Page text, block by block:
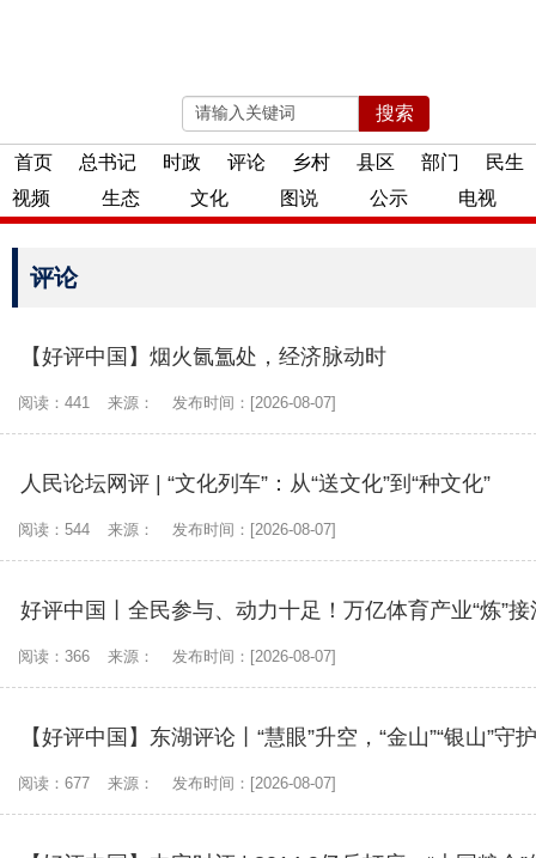
搜索
2026年08月08日 星期六
首页 总书记 时政 评论 乡村 县区 部门
民生
视频
生态 文化 图说 公示 电视
评论
【好评中国】烟火氤氲处，经济脉动时
阅读：441 来源： 发布时间：[2026-08-07]
人民论坛网评 | “文化列车”：从“送文化”到“种文化”
阅读：544 来源： 发布时间：[2026-08-07]
好评中国丨全民参与、动力十足！万亿体育产业“炼”
阅读：366 来源： 发布时间：[2026-08-07]
【好评中国】东湖评论丨“慧眼”升空，“金山”“银山”守
阅读：677 来源： 发布时间：[2026-08-07]